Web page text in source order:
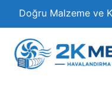
Doğru Malzeme ve